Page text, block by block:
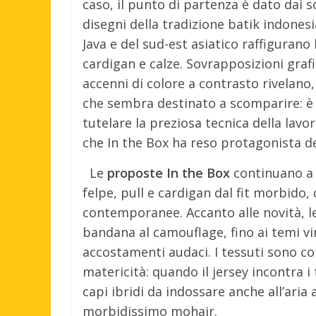
caso, il punto di partenza è dato dai
disegni della tradizione batik
Java e del sud-est asiatico
cardigan e calze. Sovrapposizioni
accenni di colore a contrasto
che sembra destinato a scomparire:
tutelare la preziosa tecnica della
che In the Box ha reso protagonista
Le proposte In the Box continuano
felpe, pull e cardigan dal fit morbido,
contemporanee. Accanto alle novità,
bandana al camouflage, fino ai temi
accostamenti audaci. I tessuti sono
matericità: quando il jersey incontra
capi ibridi da indossare anche
morbidissimo mohair.